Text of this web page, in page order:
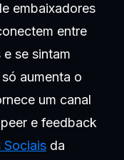
embaixadores
entre
se sintam
aumenta o
um canal
e feedback
Sociais da